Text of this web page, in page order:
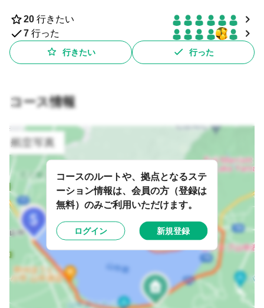
20 行きたい
7 行った
行きたい 行った
コース情報
コースのルートや、拠点となるステ
ーション情報は、会員の方（登録は
無料）のみご利用いただけます。
ログイン 新規登録